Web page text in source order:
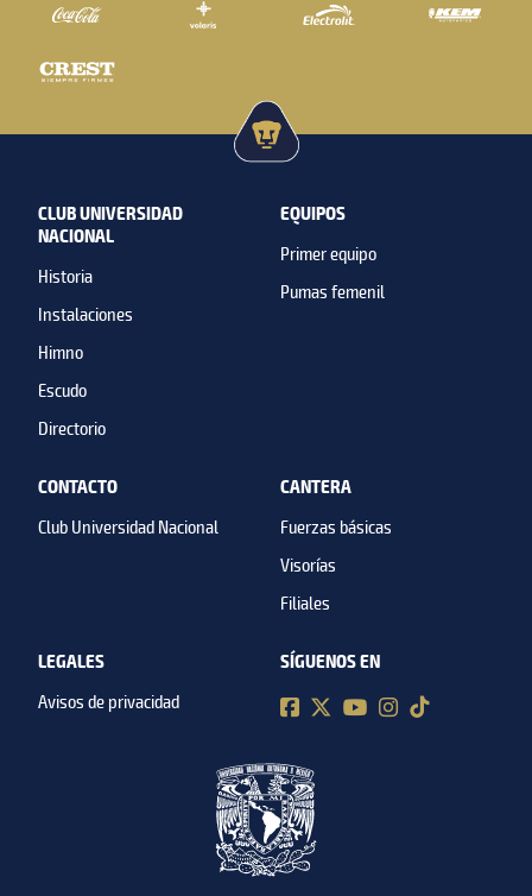
CLUB UNIVERSIDAD
NACIONAL
Historia
Instalaciones
Himno
Escudo
Directorio
EQUIPOS
Primer equipo
Pumas femenil
CONTACTO
Club Universidad Nacional
CANTERA
Fuerzas básicas
Visorías
Filiales
LEGALES
Avisos de privacidad
SÍGUENOS EN